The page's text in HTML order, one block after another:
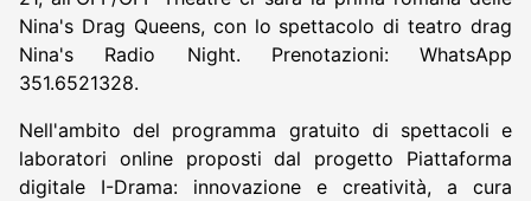
Nina's Drag Queens, con lo spettacolo di teatro drag
Nina's Radio Night. Prenotazioni: WhatsApp
351.6521328.
Nell'ambito del programma gratuito di spettacoli e
laboratori online proposti dal progetto Piattaforma
digitale I-Drama: innovazione e creatività, a cura